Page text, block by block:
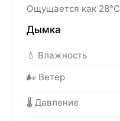
Ощущается как 28°C
Дымка
💧 Влажность
🌬️ Ветер
🌡️ Давление